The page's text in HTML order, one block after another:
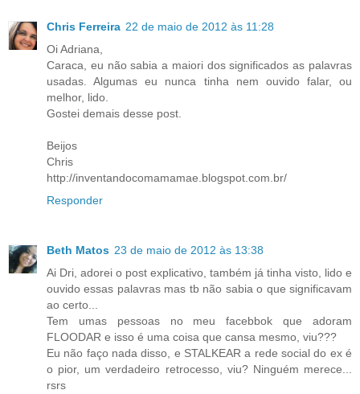
Chris Ferreira 22 de maio de 2012 às 11:28
Oi Adriana,
Caraca, eu não sabia a maiori dos significados as palavras
usadas. Algumas eu nunca tinha nem ouvido falar, ou
melhor, lido.
Gostei demais desse post.
Beijos
Chris
http://inventandocomamamae.blogspot.com.br/
Responder
Beth Matos 23 de maio de 2012 às 13:38
Ai Dri, adorei o post explicativo, também já tinha visto, lido e
ouvido essas palavras mas tb não sabia o que significavam
ao certo...
Tem umas pessoas no meu facebbok que adoram
FLOODAR e isso é uma coisa que cansa mesmo, viu???
Eu não faço nada disso, e STALKEAR a rede social do ex é
o pior, um verdadeiro retrocesso, viu? Ninguém merece...
rsrs